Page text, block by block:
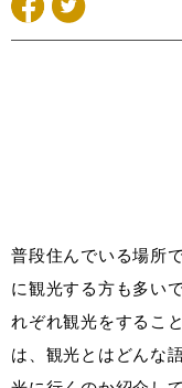
普段住んでいる場所
に観光する方も多い
れぞれ観光をするこ
は、観光とはどんな